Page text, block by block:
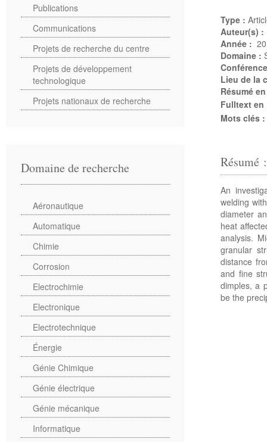
Type :
Auteur(s) :
Année :
Domaine :
Lieu de la
Résumé
Fulltext en
Mots clés :
An
welding
diameter
heat
analysis.
granular
distance
and fine
dimples, a
be the
Publications
Communications
Projets de recherche du centre
Projets de développement
technologique
Projets nationaux de recherche
Domaine de recherche
Aéronautique
Automatique
Chimie
Corrosion
Electrochimie
Electronique
Electrotechnique
Énergie
Génie Chimique
Génie électrique
Génie mécanique
Informatique